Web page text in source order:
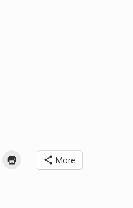
More